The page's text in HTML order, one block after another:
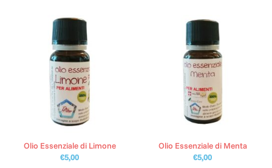
Olio Essenziale di Limone
€5,00
Olio Essenziale di Menta
€5,00